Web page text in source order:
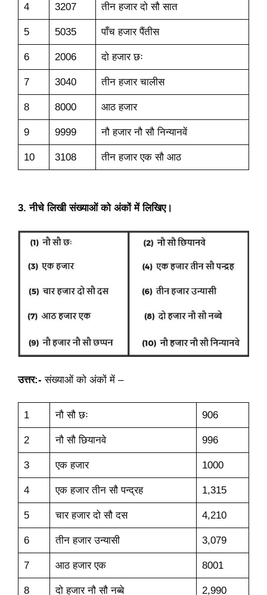
4 3207 तीन हजार दो सौ सात
5 5035 पाँच हजार पैंतीस
6 2006 दो हजार छः
7 3040 तीन हजार चालीस
8 8000 आठ हजार
9 9999 नौ हजार नौ सौ निन्यानवें
10 3108 तीन हजार एक सौ आठ
3. नीचे लिखी संख्याओं को अंकों में लिखिए।
उत्तर:- संख्याओं को अंकों में –
1 नौ सौ छः 906
2 नौ सौ छियानवे 996
3 एक हजार 1000
4 एक हजार तीन सौ पन्द्रह 1,315
5 चार हजार दो सौ दस 4,210
6 तीन हजार उन्यासी 3,079
7 आठ हजार एक 8001
8 दो हजार नौ सौ नब्बे 2,990